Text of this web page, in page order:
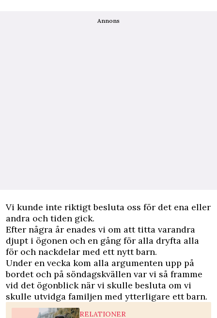
Annons
Vi kunde inte riktigt besluta oss för det ena eller
andra och tiden gick.
Efter några år enades vi om att titta varandra
djupt i ögonen och en gång för alla dryfta alla
för och nackdelar med ett nytt barn.
Under en vecka kom alla argumenten upp på
bordet och på söndagskvällen var vi så framme
vid det ögonblick när vi skulle besluta om vi
skulle utvidga familjen med ytterligare ett barn.
RELATIONER